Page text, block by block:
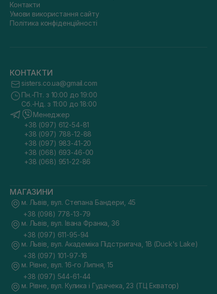
Контакти
Умови використання сайту
Політика конфіденційності
КОНТАКТИ
sisters.co.ua@gmail.com
Пн.-Пт. з 10:00 до 19:00
Сб.-Нд. з 11:00 до 18:00
Менеджер
+38 (097) 612-54-81
+38 (097) 788-12-88
+38 (097) 983-41-20
+38 (068) 693-46-00
+38 (068) 951-22-86
МАГАЗИНИ
м. Львів, вул. Степана Бандери, 45
+38 (098) 778-13-79
м. Львів, вул. Івана Франка, 36
+38 (097) 611-95-94
м. Львів, вул. Академіка Підстригача, 1В (Duck's Lake)
+38 (097) 101-97-16
м. Рівне, вул. 16-го Липня, 15
+38 (097) 544-61-44
м. Рівне, вул. Кулика і Гудачека, 23 (ТЦ Екватор)